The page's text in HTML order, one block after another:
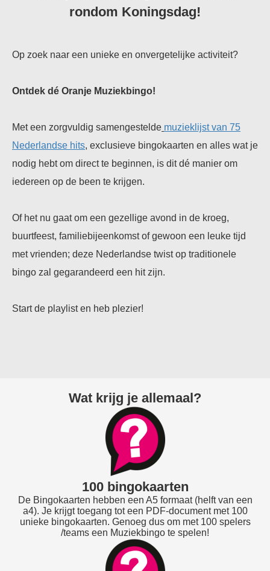
rondom Koningsdag!
Op zoek naar een unieke en onvergetelijke activiteit?
Ontdek dé Oranje Muziekbingo!
Met een zorgvuldig samengestelde muzieklijst van 75
Nederlandse hits, exclusieve bingokaarten en alles wat je
nodig hebt om direct te beginnen, is dit dé manier om
iedereen op de been te krijgen.
Of het nu gaat om een gezellige avond in de kroeg,
buurtfeest, familiebijeenkomst of gewoon een leuke tijd
met vrienden; deze Nederlandse twist op traditionele
bingo zal gegarandeerd een hit zijn.
Start de playlist en heb plezier!
Wat krijg je allemaal?
100 bingokaarten
De Bingokaarten hebben een A5 formaat (helft van een
a4). Je krijgt toegang tot een PDF-document met 100
unieke bingokaarten. Genoeg dus om met 100 spelers
/teams een Muziekbingo te spelen!